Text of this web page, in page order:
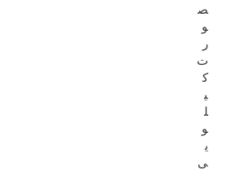
ص
و
ر
ت
ک
ی
ل
و
ی
ی